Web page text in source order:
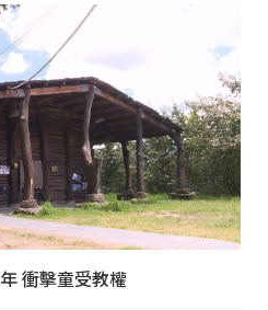
衝擊童受教權